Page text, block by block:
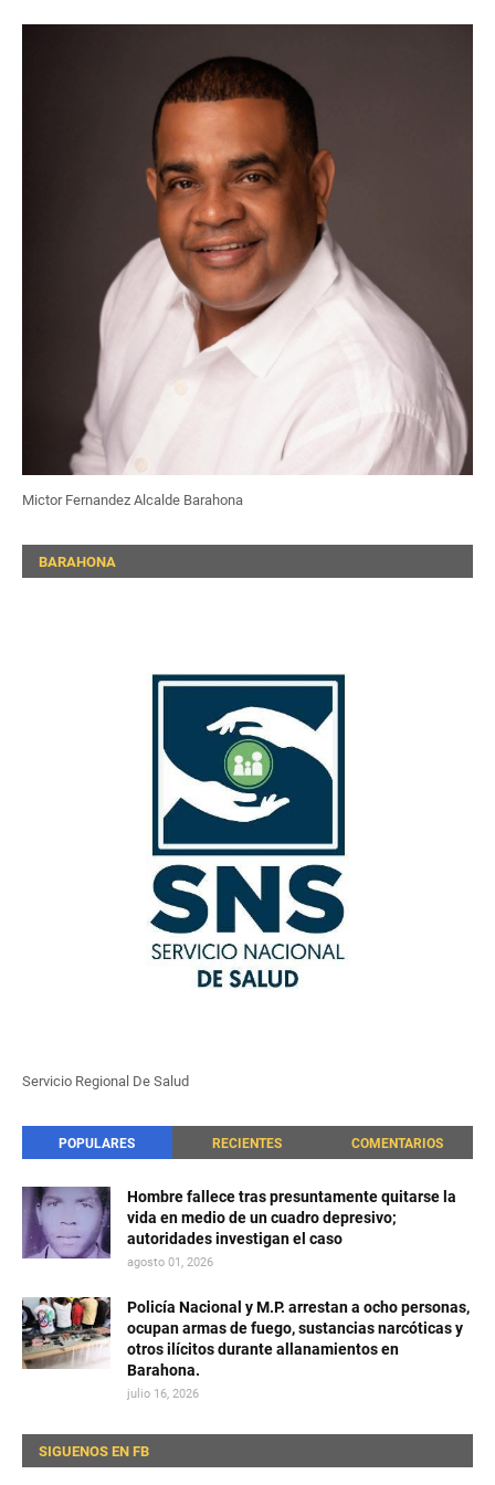
Mictor Fernandez Alcalde Barahona
BARAHONA
Servicio Regional De Salud
POPULARES RECIENTES COMENTARIOS
Hombre fallece tras presuntamente quitarse la
vida en medio de un cuadro depresivo;
autoridades investigan el caso
agosto 01, 2026
Policía Nacional y M.P. arrestan a ocho personas,
ocupan armas de fuego, sustancias narcóticas y
otros ilícitos durante allanamientos en
Barahona.
julio 16, 2026
SIGUENOS EN FB